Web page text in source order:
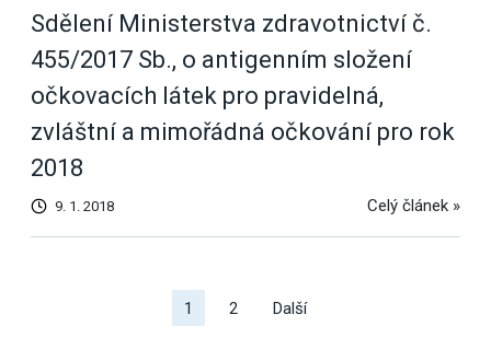
Sdělení Ministerstva zdravotnictví č.
455/2017 Sb., o antigenním složení
očkovacích látek pro pravidelná,
zvláštní a mimořádná očkování pro rok
2018
9. 1. 2018 Celý článek »
1 2 Další